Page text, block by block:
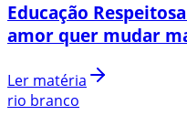
Educação
amor quer mudar
Ler matéria
rio branco